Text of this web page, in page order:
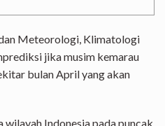
Meteorologi, Klimatologi
jika musim kemarau
bulan April yang akan
wilayah Indonesia pada puncak